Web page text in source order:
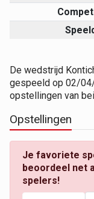
De wedstrijd
gespeeld op 02/
opstellingen van
Opstellingen
Je favoriete
beoordeel net
spelers!